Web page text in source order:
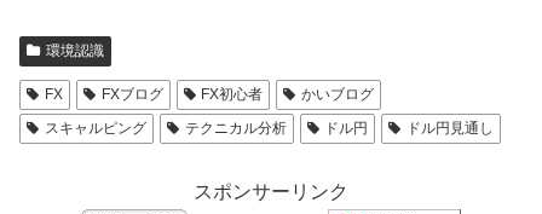
環境認識
FX FXブログ FX初心者
かいブログ
スキャルピング
テクニカル分析 ドル円 ドル円見通し
スポンサーリンク